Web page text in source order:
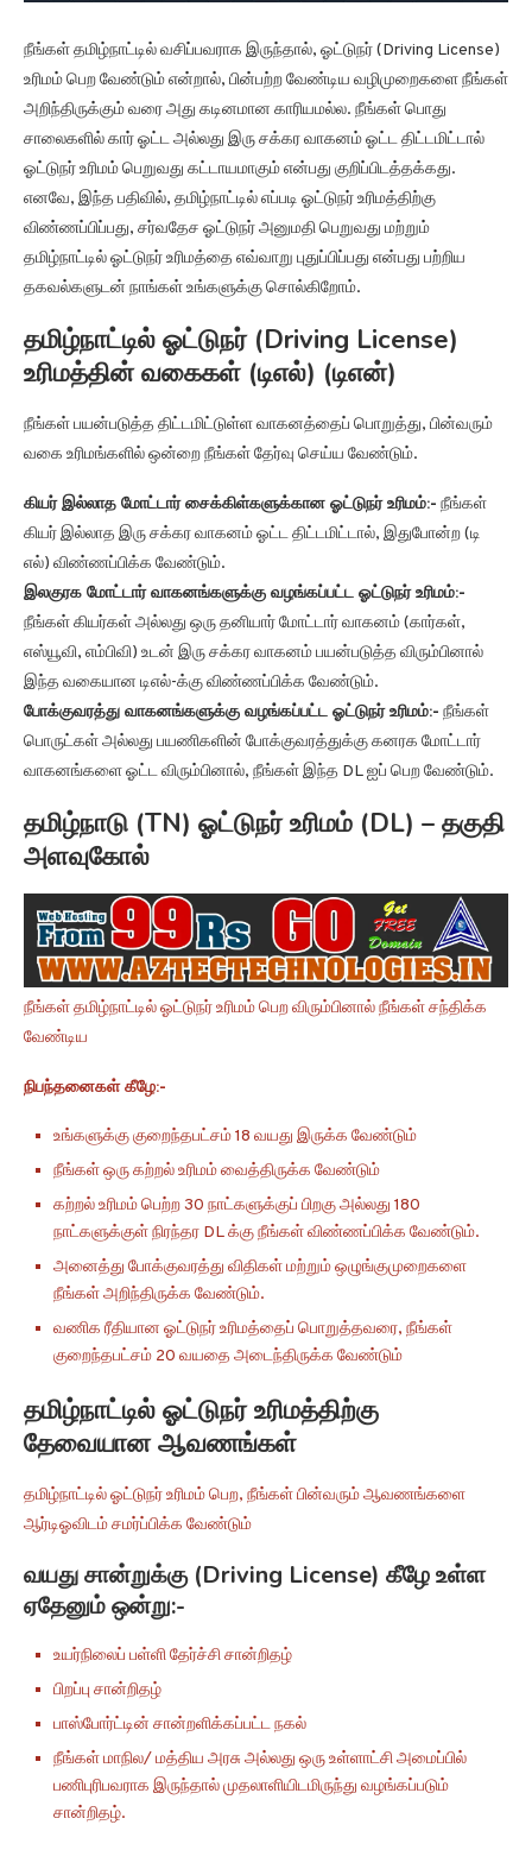
நீங்கள் தமிழ்நாட்டில் வசிப்பவராக இருந்தால், ஓட்டுநர் (Driving License)
உரிமம் பெற வேண்டும் என்றால், பின்பற்ற வேண்டிய வழிமுறைகளை நீங்கள்
அறிந்திருக்கும் வரை அது கடினமான காரியமல்ல. நீங்கள் பொது
சாலைகளில் கார் ஓட்ட அல்லது இரு சக்கர வாகனம் ஓட்ட திட்டமிட்டால்
ஓட்டுநர் உரிமம் பெறுவது கட்டாயமாகும் என்பது குறிப்பிடத்தக்கது.
எனவே, இந்த பதிவில், தமிழ்நாட்டில் எப்படி ஓட்டுநர் உரிமத்திற்கு
விண்ணப்பிப்பது, சர்வதேச ஓட்டுநர் அனுமதி பெறுவது மற்றும்
தமிழ்நாட்டில் ஓட்டுநர் உரிமத்தை எவ்வாறு புதுப்பிப்பது என்பது பற்றிய
தகவல்களுடன் நாங்கள் உங்களுக்கு சொல்கிறோம்.
தமிழ்நாட்டில் ஓட்டுநர் (Driving License)
உரிமத்தின் வகைகள் (டிஎல்) (டிஎன்)
நீங்கள் பயன்படுத்த திட்டமிட்டுள்ள வாகனத்தைப் பொறுத்து, பின்வரும்
வகை உரிமங்களில் ஒன்றை நீங்கள் தேர்வு செய்ய வேண்டும்.
கியர் இல்லாத மோட்டார் சைக்கிள்களுக்கான ஓட்டுநர் உரிமம்:- நீங்கள்
கியர் இல்லாத இரு சக்கர வாகனம் ஓட்ட திட்டமிட்டால், இதுபோன்ற (டி
எல்) விண்ணப்பிக்க வேண்டும்.
இலகுரக மோட்டார் வாகனங்களுக்கு வழங்கப்பட்ட ஓட்டுநர் உரிமம்:-
நீங்கள் கியர்கள் அல்லது ஒரு தனியார் மோட்டார் வாகனம் (கார்கள்,
எஸ்யூவி, எம்பிவி) உடன் இரு சக்கர வாகனம் பயன்படுத்த விரும்பினால்
இந்த வகையான டிஎல்-க்கு விண்ணப்பிக்க வேண்டும்.
போக்குவரத்து வாகனங்களுக்கு வழங்கப்பட்ட ஓட்டுநர் உரிமம்:- நீங்கள்
பொருட்கள் அல்லது பயணிகளின் போக்குவரத்துக்கு கனரக மோட்டார்
வாகனங்களை ஓட்ட விரும்பினால், நீங்கள் இந்த DL ஐப் பெற வேண்டும்.
தமிழ்நாடு (TN) ஓட்டுநர் உரிமம் (DL) – தகுதி
அளவுகோல்
நீங்கள் தமிழ்நாட்டில் ஓட்டுநர் உரிமம் பெற விரும்பினால் நீங்கள் சந்திக்க
வேண்டிய
நிபந்தனைகள் கீழே:-
உங்களுக்கு குறைந்தபட்சம் 18 வயது இருக்க வேண்டும்
நீங்கள் ஒரு கற்றல் உரிமம் வைத்திருக்க வேண்டும்
கற்றல் உரிமம் பெற்ற 30 நாட்களுக்குப் பிறகு அல்லது 180
நாட்களுக்குள் நிரந்தர DL க்கு நீங்கள் விண்ணப்பிக்க வேண்டும்.
அனைத்து போக்குவரத்து விதிகள் மற்றும் ஒழுங்குமுறைகளை
நீங்கள் அறிந்திருக்க வேண்டும்.
வணிக ரீதியான ஓட்டுநர் உரிமத்தைப் பொறுத்தவரை, நீங்கள்
குறைந்தபட்சம் 20 வயதை அடைந்திருக்க வேண்டும்
தமிழ்நாட்டில் ஓட்டுநர் உரிமத்திற்கு
தேவையான ஆவணங்கள்
தமிழ்நாட்டில் ஓட்டுநர் உரிமம் பெற, நீங்கள் பின்வரும் ஆவணங்களை
ஆர்டிஓவிடம் சமர்ப்பிக்க வேண்டும்
வயது சான்றுக்கு (Driving License) கீழே உள்ள
ஏதேனும் ஒன்று:-
உயர்நிலைப் பள்ளி தேர்ச்சி சான்றிதழ்
பிறப்பு சான்றிதழ்
பாஸ்போர்ட்டின் சான்றளிக்கப்பட்ட நகல்
நீங்கள் மாநில/ மத்திய அரசு அல்லது ஒரு உள்ளாட்சி அமைப்பில்
பணிபுரிபவராக இருந்தால் முதலாளியிடமிருந்து வழங்கப்படும்
சான்றிதழ்.